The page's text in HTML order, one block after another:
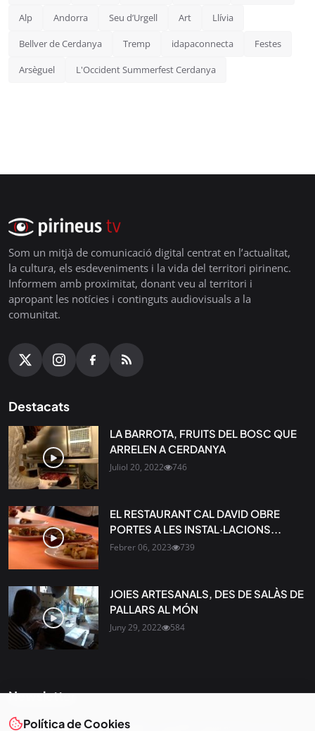
Alp Andorra Seu d’Urgell Art Llívia
Bellver de Cerdanya Tremp idapaconnecta Festes
Arsèguel L'Occident Summerfest Cerdanya
Som un mitjà de comunicació digital centrat en l’actualitat,
la cultura, els esdeveniments i la vida del territori pirinenc.
Informem amb proximitat, donant veu al territori i
apropant les notícies i continguts audiovisuals a la
comunitat.
Destacats
LA BARROTA, FRUITS DEL BOSC QUE
ARRELEN A CERDANYA
Juliol 20, 2022 746
EL RESTAURANT CAL DAVID OBRE
PORTES A LES INSTAL·LACIONS...
Febrer 06, 2023 739
JOIES ARTESANALS, DES DE SALÀS DE
PALLARS AL MÓN
Juny 29, 2022 584
Newsletter
Tota l’actualitat, seleccionada i enviada directament al teu
Política de Cookies